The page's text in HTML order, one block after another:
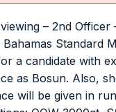
– 2nd
Bahamas Standard
a candidate with
as Bosun. Also,
will be given in